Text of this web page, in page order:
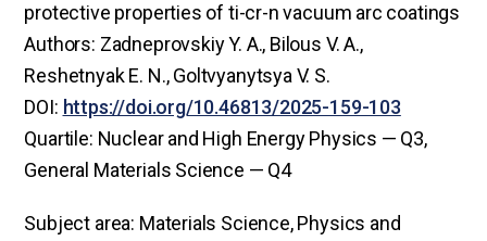
protective properties of tі-cr-n vacuum arc coatings
Authors: Zadneprovskiy Y. A., Bilous V. А.,
Reshetnyak E. N., Goltvyanytsya V. S.
DOI: https://doi.org/10.46813/2025-159-103
Quartile: Nuclear and High Energy Physics — Q3,
General Materials Science — Q4
Subject area: Materials Science, Physics and